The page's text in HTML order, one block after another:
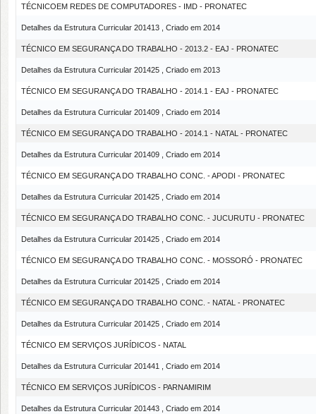
TÉCNICOEM REDES DE COMPUTADORES - IMD - PRONATEC
Detalhes da Estrutura Curricular 201413 , Criado em 2014
TÉCNICO EM SEGURANÇA DO TRABALHO - 2013.2 - EAJ - PRONATEC
Detalhes da Estrutura Curricular 201425 , Criado em 2013
TÉCNICO EM SEGURANÇA DO TRABALHO - 2014.1 - EAJ - PRONATEC
Detalhes da Estrutura Curricular 201409 , Criado em 2014
TÉCNICO EM SEGURANÇA DO TRABALHO - 2014.1 - NATAL - PRONATEC
Detalhes da Estrutura Curricular 201409 , Criado em 2014
TÉCNICO EM SEGURANÇA DO TRABALHO CONC. - APODI - PRONATEC
Detalhes da Estrutura Curricular 201425 , Criado em 2014
TÉCNICO EM SEGURANÇA DO TRABALHO CONC. - JUCURUTU - PRONATEC
Detalhes da Estrutura Curricular 201425 , Criado em 2014
TÉCNICO EM SEGURANÇA DO TRABALHO CONC. - MOSSORÓ - PRONATEC
Detalhes da Estrutura Curricular 201425 , Criado em 2014
TÉCNICO EM SEGURANÇA DO TRABALHO CONC. - NATAL - PRONATEC
Detalhes da Estrutura Curricular 201425 , Criado em 2014
TÉCNICO EM SERVIÇOS JURÍDICOS - NATAL
Detalhes da Estrutura Curricular 201441 , Criado em 2014
TÉCNICO EM SERVIÇOS JURÍDICOS - PARNAMIRIM
Detalhes da Estrutura Curricular 201443 , Criado em 2014